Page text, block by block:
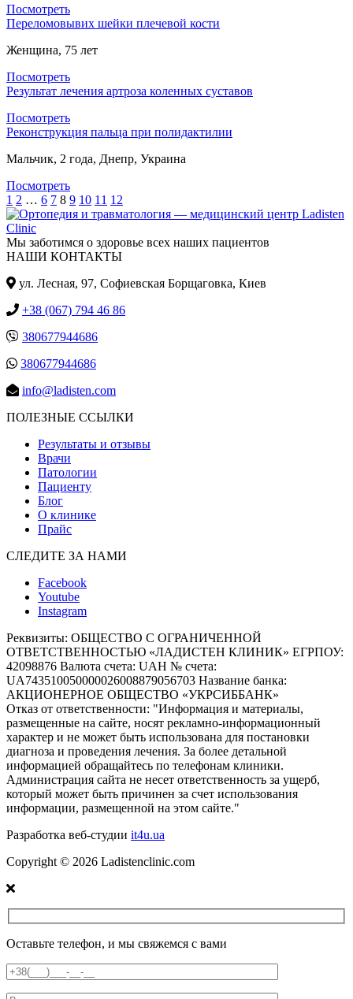
Посмотреть
Переломовывих шейки плечевой кости
Женщина, 75 лет
Посмотреть
Результат лечения артроза коленных суставов
Посмотреть
Реконструкция пальца при полидактилии
Мальчик, 2 года, Днепр, Украина
Посмотреть
1 2 … 6 7 8 9 10 11 12
Мы заботимся о здоровье всех наших пациентов
НАШИ КОНТАКТЫ
ул. Лесная, 97, Cофиевская Борщаговка, Киев
+38 (067) 794 46 86
380677944686
380677944686
info@ladisten.com
ПОЛЕЗНЫЕ ССЫЛКИ
Результаты и отзывы
Врачи
Патологии
Пациенту
Блог
О клинике
Прайс
СЛЕДИТЕ ЗА НАМИ
Facebook
Youtube
Instagram
Реквизиты: ОБЩЕСТВО С ОГРАНИЧЕННОЙ
ОТВЕТСТВЕННОСТЬЮ «ЛАДИСТЕН КЛИНИК» ЕГРПОУ:
42098876 Валюта счета: UAH № счета:
UA743510050000026008879056703 Название банка:
АКЦИОНЕРНОЕ ОБЩЕСТВО «УКРСИББАНК»
Отказ от ответственности: "Информация и материалы,
размещенные на сайте, носят рекламно-информационный
характер и не может быть использована для постановки
диагноза и проведения лечения. За более детальной
информацией обращайтесь по телефонам клиники.
Администрация сайта не несет ответственность за ущерб,
который может быть причинен за счет использования
информации, размещенной на этом сайте."
Разработка веб-студии it4u.ua
Copyright © 2026 Ladistenclinic.com
Оставьте телефон, и мы свяжемся с вами